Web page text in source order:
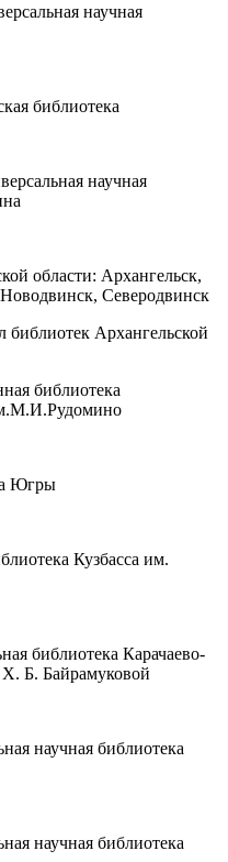
научная
библиотека
научная
области: Архангельск,
Северодвинск
библиотек Архангельской
библиотека
Югры
Кузбасса им.
библиотека Карачаево-
Б. Байрамуковой
научная библиотека
научная библиотека